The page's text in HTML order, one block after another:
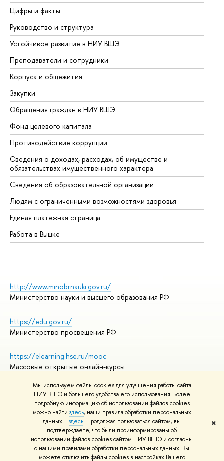
Мы используем файлы cookies для улучшения работы сайта
НИУ ВШЭ и большего удобства его использования. Более
подробную информацию об использовании файлов cookies
можно найти здесь, наши правила обработки персональных
данных –здесь. Продолжая пользоваться сайтом, вы
подтверждаете, что были проинформированы об
использовании файлов cookies сайтом НИУ ВШЭ и согласны
с нашими правилами обработки персональных данных. Вы
можете отключить файлы cookies в настройках Вашего
✖
Цифры и факты
Руководство и структура
Устойчивое развитие в НИУ ВШЭ
Преподаватели и сотрудники
Корпуса и общежития
Закупки
Обращения граждан в НИУ ВШЭ
Фонд целевого капитала
Противодействие коррупции
Сведения о доходах, расходах, об имуществе и
обязательствах имущественного характера
Сведения об образовательной организации
Людям с ограниченными возможностями здоровья
Единая платежная страница
Работа в Вышке
http://www.minobrnauki.gov.ru/
Министерство науки и высшего образования РФ
https://edu.gov.ru/
Министерство просвещения РФ
https://elearning.hse.ru/mooc
Массовые открытые онлайн-курсы
© НИУ ВШЭ 1993–2026
Адреса и контакты
Условия использования материалов
Политика конфиденциальности
Правила применения рекомендательных технологий в НИУ ВШЭ
Карта сайта